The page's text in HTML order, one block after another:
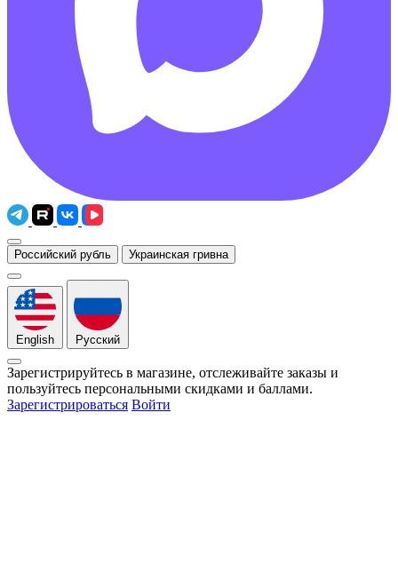
Российский рубль Украинская гривна
English Русский
Зарегистрируйтесь в магазине, отслеживайте заказы и
пользуйтесь персональными скидками и баллами.
Зарегистрироваться Войти